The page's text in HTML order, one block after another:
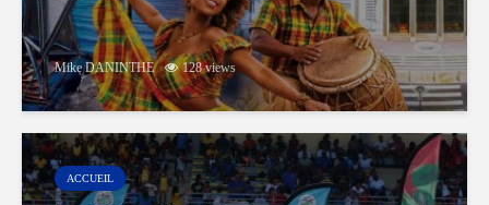
Mike DANINTHE 128 views
ACCUEIL